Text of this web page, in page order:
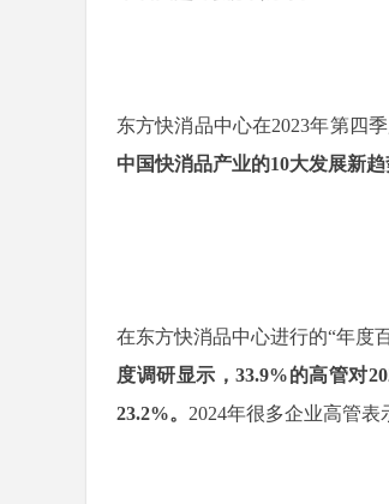
东方快消品中心在2023年第四
中国快消品产业的10大发展新趋
在东方快消品中心进行的“年度
度调研显示，33.9%的高管对
23.2%。 2024年很多企业高管